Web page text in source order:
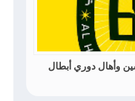
وأهال دوري أبطال